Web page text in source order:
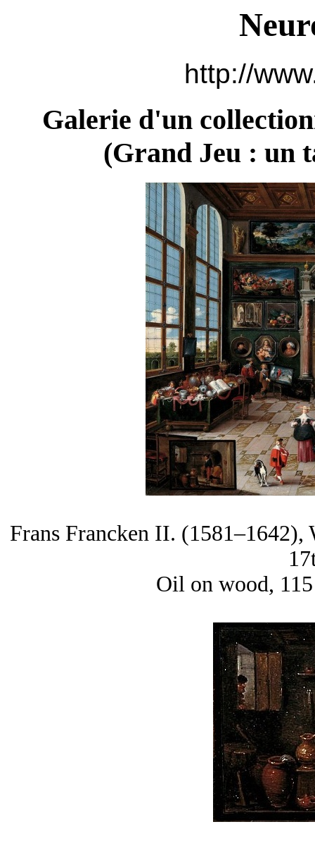
http://
Galerie d'un
(Grand Jeu : un
Frans Francken II.
Oil on wood,